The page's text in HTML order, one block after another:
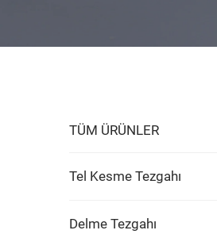
TÜM ÜRÜNLER
Tel Kesme Tezgahı
Delme Tezgahı